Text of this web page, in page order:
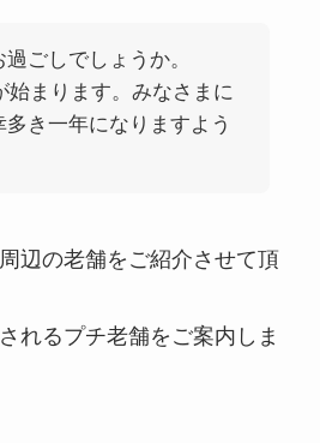
ごしでしょうか。
始まります。みなさまに
多き一年になりますよう
辺の老舗をご紹介させて頂
れるプチ老舗をご案内しま